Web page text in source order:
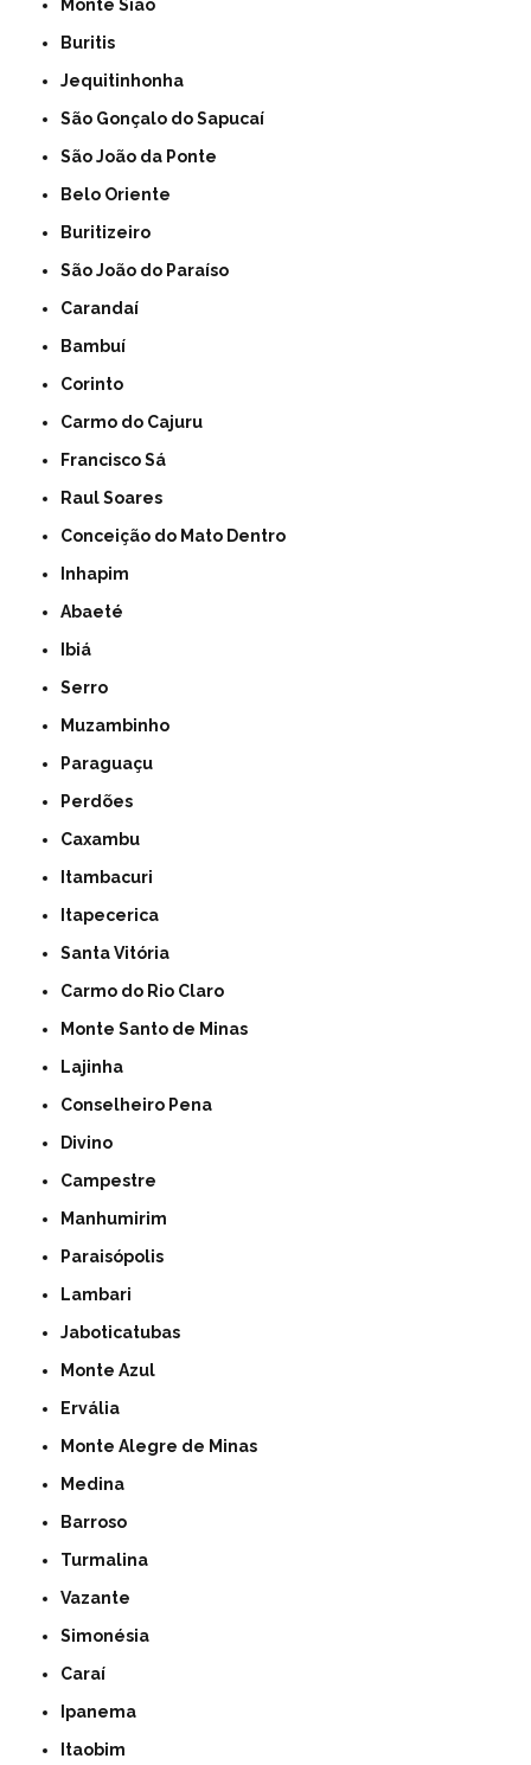
Monte Sião
Buritis
Jequitinhonha
São Gonçalo do Sapucaí
São João da Ponte
Belo Oriente
Buritizeiro
São João do Paraíso
Carandaí
Bambuí
Corinto
Carmo do Cajuru
Francisco Sá
Raul Soares
Conceição do Mato Dentro
Inhapim
Abaeté
Ibiá
Serro
Muzambinho
Paraguaçu
Perdões
Caxambu
Itambacuri
Itapecerica
Santa Vitória
Carmo do Rio Claro
Monte Santo de Minas
Lajinha
Conselheiro Pena
Divino
Campestre
Manhumirim
Paraisópolis
Lambari
Jaboticatubas
Monte Azul
Ervália
Monte Alegre de Minas
Medina
Barroso
Turmalina
Vazante
Simonésia
Caraí
Ipanema
Itaobim